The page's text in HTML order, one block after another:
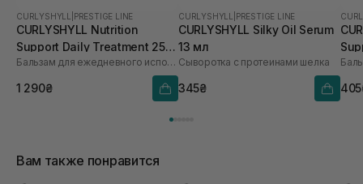
CURLYSHYLL PRESTIGE LINE
CURLYSHYLL Nutrition
Support Daily Treatment 250
мл
Бальзам для ежедневного использования для поврежденных волос
1 290₴
CURLYSHYLL PRESTIGE LINE
CURLYSHYLL Silky Oil Serum
13 мл
Сыворотка с протеинами шелка
345₴
мл
Вам также понравится